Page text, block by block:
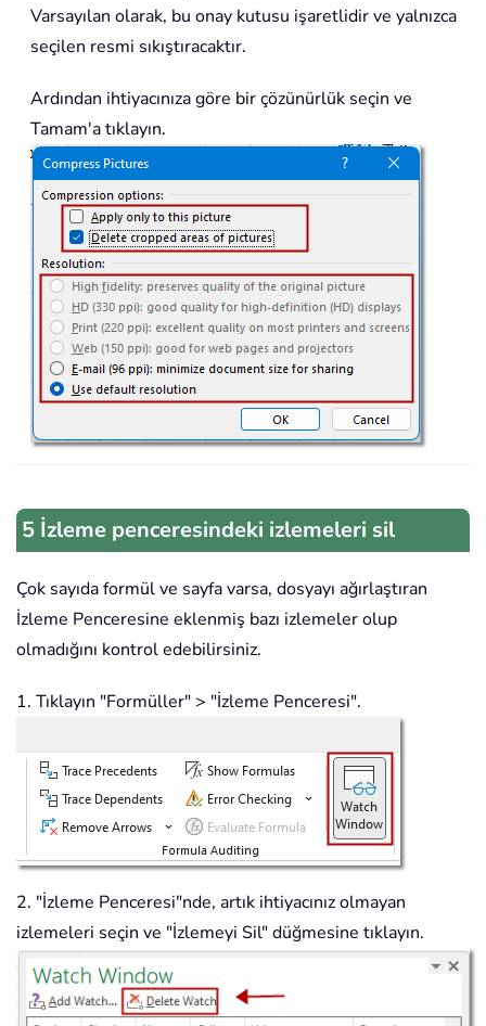
Varsayılan olarak, bu onay kutusu işaretlidir ve yalnızca
seçilen resmi sıkıştıracaktır.
Ardından ihtiyacınıza göre bir çözünürlük seçin ve
Tamam'a tıklayın.
5 İzleme penceresindeki izlemeleri sil
Çok sayıda formül ve sayfa varsa, dosyayı ağırlaştıran
İzleme Penceresine eklenmiş bazı izlemeler olup
olmadığını kontrol edebilirsiniz.
1. Tıklayın "Formüller" > "İzleme Penceresi".
2. "İzleme Penceresi"nde, artık ihtiyacınız olmayan
izlemeleri seçin ve "İzlemeyi Sil" düğmesine tıklayın.